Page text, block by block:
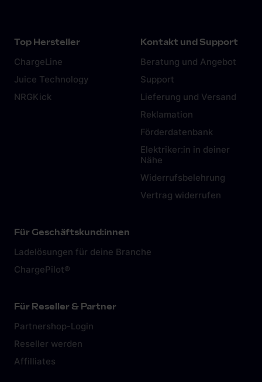
Top Hersteller
ChargeLine
Juice Technology
NRGKick
Kontakt und Support
Beratung und Angebot
Support
Lieferung und Versand
Reklamation
Förderdatenbank
Elektriker:in in deiner
Nähe
Widerrufsbelehrung
Vertrag widerrufen
Für Geschäftskund:innen
Ladelösungen für deine Branche
ChargePilot®
Für Reseller & Partner
Partnershop-Login
Reseller werden
Affilliates